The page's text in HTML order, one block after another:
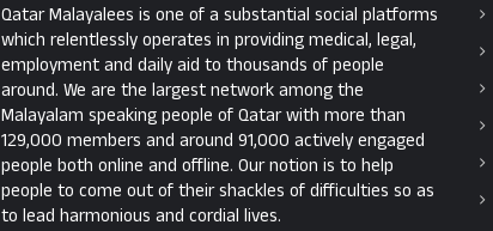
Qatar Malayalees is one of a substantial social platforms
which relentlessly operates in providing medical, legal,
employment and daily aid to thousands of people
around. We are the largest network among the
Malayalam speaking people of Qatar with more than
129,000 members and around 91,000 actively engaged
people both online and offline. Our notion is to help
people to come out of their shackles of difficulties so as
to lead harmonious and cordial lives.